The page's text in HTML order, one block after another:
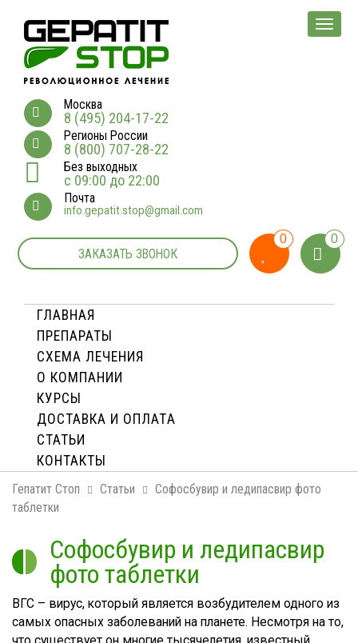
Москва
8 (495) 204-17-22
Регионы России
8 (800) 707-28-22
Без выходных
с 09:00 до 22:00
Почта
info.gepatit.stop@gmail.com
ЗАКАЗАТЬ ЗВОНОК
0 0
ГЛАВНАЯ
ПРЕПАРАТЫ
СХЕМА ЛЕЧЕНИЯ
О КОМПАНИИ
КУРСЫ
ДОСТАВКА И ОПЛАТA
СТАТЬИ
КОНТАКТЫ
Гепатит Стоп Статьи
Софосбувир и ледипасвир фото
таблетки
Софосбувир и ледипасвир
фото таблетки
ВГС – вирус, который является возбудителем одного из
самых опасных заболеваний на планете. Несмотря на то,